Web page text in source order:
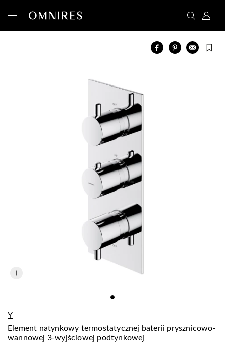
Y
element natynkowy termostatycznej baterii prysznicowo-
wannowej 3-wyjściowej podtynkowej